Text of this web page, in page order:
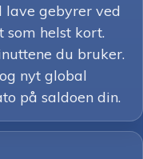
gebyrer ved
som helst kort.
du bruker.
nyt global
på saldoen din.